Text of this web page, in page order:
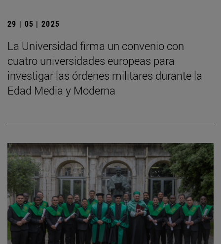
29 | 05 | 2025
La Universidad firma un convenio con
cuatro universidades europeas para
investigar las órdenes militares durante la
Edad Media y Moderna